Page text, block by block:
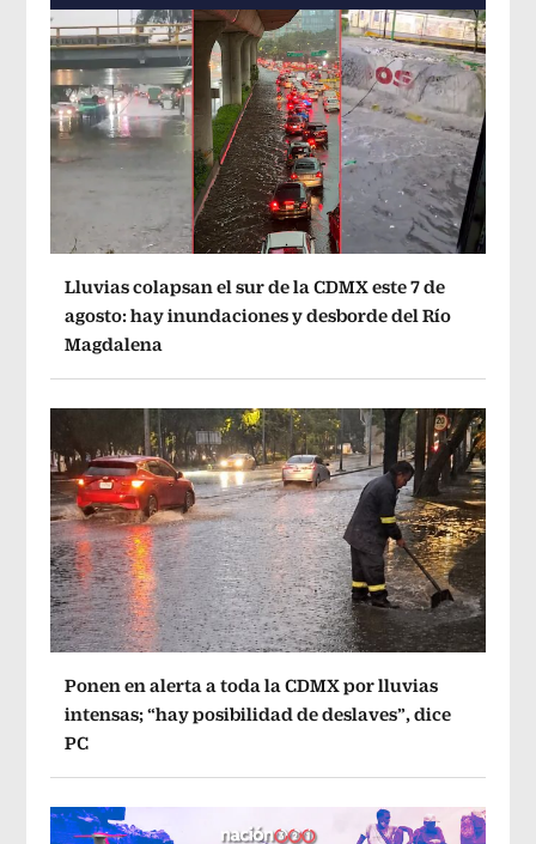
Lluvias colapsan el sur de la CDMX este 7 de
agosto: hay inundaciones y desborde del Río
Magdalena
Ponen en alerta a toda la CDMX por lluvias
intensas; “hay posibilidad de deslaves”, dice
PC